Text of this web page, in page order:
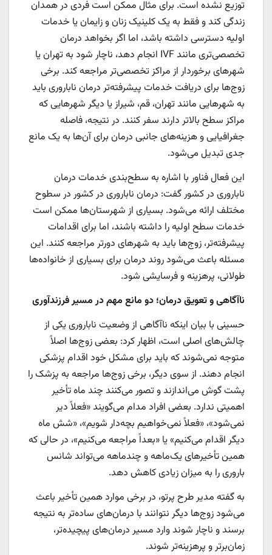
توزیع نشده است. برای مثال ممکن است فردی در همدان
زندگی کند و فقط به یک کلینیک زنان و زایمان یا خدمات
اولیه دسترسی داشته باشد، اما اگر بخواهد درمان
تخصصی‌تری مانند IVF انجام دهد، ناچار شود به تهران یا
شهرهای برخوردار از مراکز تخصصی‌تر مراجعه کند. برخی
زوج‌ها برای دریافت خدمات پیشرفته‌تر درمان ناباروری باید
به شهرهایی مانند تهران، قم، شیراز یا دیگر شهرهایی که
مراکز سطح بالاتر دارند سفر کنند. در نتیجه، فاصله
جغرافیایی و هزینه‌های جانبی درمان برای آن‌ها به یک مانع
جدی تبدیل می‌شود.
این فعال فناور با اشاره به سطح‌بندی خدمات درمان
ناباروری در کشور گفت: درمان ناباروری در کشور در سطوح
مختلف ارائه می‌شود. بسیاری از شهرستان‌ها ممکن است
خدمات سطح اولیه را داشته باشند، اما برای اقدامات
پیشرفته‌تر، زوج‌ها باید به شهرهای دورتر مراجعه کنند. این
مسئله باعث می‌شود روند درمان برای بسیاری از خانواده‌ها
طولانی، پرهزینه و فرسایشی شود.
ناآگاهی و تعویق درمان؛ دو مانع مهم در مسیر فرزندآوری
حسینی با بیان اینکه ناآگاهی از وضعیت ناباروری یکی از
چالش‌های اصلی است، اظهار کرد: بعضی زوج‌ها اصلاً
متوجه نمی‌شوند که باید برای مشکل خود اقدام پزشکی
انجام دهند. از سوی دیگر، برخی زوج‌ها مراجعه به پزشک را
پشت گوش می‌اندازند و تصور می‌کنند چند ماه تأخیر
اهمیتی ندارد. بعضی افراد مدام می‌گویند «فعلاً دیر
نمی‌شود»، «فعلاً نمی‌خواهیم بچه‌دار شویم»، «شش ماه
دیگر اقدام می‌کنیم» یا «بعداً مراجعه می‌کنیم»، در حالی که
همین تأخیرهای یک‌ماهه و چندماهه می‌تواند شانس
باروری را به میزان زیادی کاهش دهد.
به گفته مدیر طرح پرتو، در برخی موارد همین تأخیر باعث
می‌شود زوج‌ها دیگر نتوانند با درمان‌های ساده‌تر به نتیجه
برسند و ناچار شوند وارد مسیر درمان‌های پیچیده‌تر،
زمان‌برتر و پرهزینه‌تر شوند.